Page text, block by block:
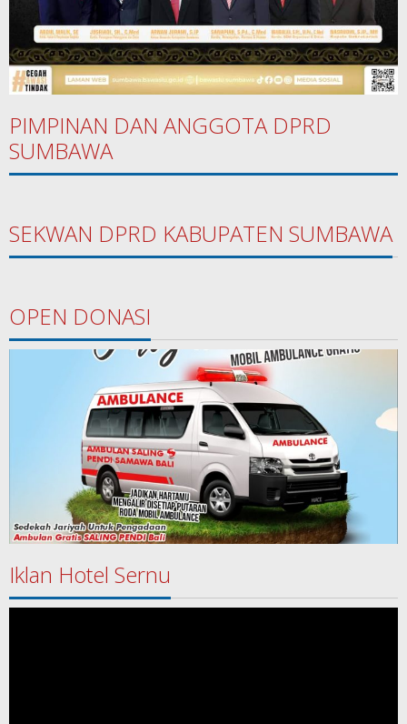
PIMPINAN DAN ANGGOTA DPRD
SUMBAWA
SEKWAN DPRD KABUPATEN SUMBAWA
OPEN DONASI
Iklan Hotel Sernu